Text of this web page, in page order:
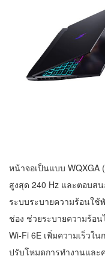
หน้าจอเป็นแบบ WQXGA
สูงสุด 240 Hz และตอบส
ระบบระบายความร้อนใช้
ช่อง ช่วยระบายความร้อ
Wi-Fi 6E เพิ่มความเร็วใ
ปรับโหมดการทำงานและ